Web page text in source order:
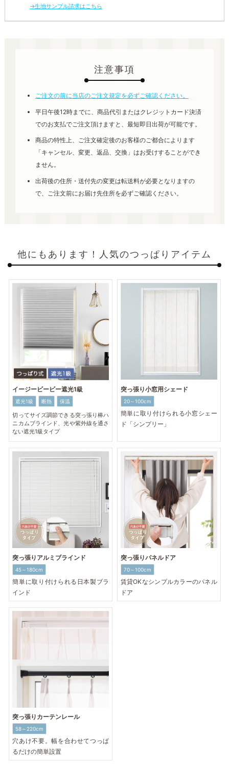
→生地サンプル請求はこちら
注意事項
ご注文の前に当店のご注文規定を必ずご確認ください。
平日午後12時までに、商品代引またはクレジットカード決済
でのお支払でご注文頂けますと、最短即日出荷が可能です。
商品の特性上、ご注文確定後のお客様のご都合によります
「キャンセル、変更、返品、交換」はお受けすることができ
ません。
出荷後の住所・送付先の変更は転送料が必要となりますの
で、ご注文前にお届け先住所を必ずご確認ください。
他にもあります！人気のつっぱりアイテム
イージービービー遮光1級
遮光1級 断熱 保温
切ってサイズ調節できる突っ張り棒ハ
ニカムブラインド、光や紫外線を通さ
ない遮光1級タイプ
突っ張り小窓用シェード
20～100cm
簡単に取り付けられる小窓シェー
ド「シンプリー」
突っ張りアルミブラインド
45～180cm
簡単に取り付けられる日本製ブラ
インド
突っ張りパネルドア
70～100cm
賃貸OKなシンプルカラーのパネル
ドア
突っ張りカーテンレール
58～220cm
穴あけ不要。幅を合わせてつっぱ
るだけの簡単設置